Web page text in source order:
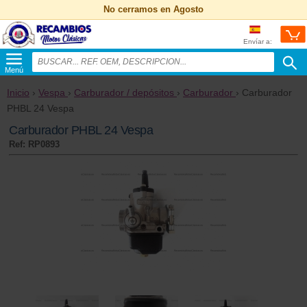
No cerramos en Agosto
Envíar a:
Menú
Inicio › Vespa › Carburador / depósitos › Carburador › Carburador
PHBL 24 Vespa
Carburador PHBL 24 Vespa
Ref: RP0893